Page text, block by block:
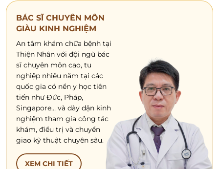
BÁC SĨ CHUYÊN MÔN
GIÀU KINH NGHIỆM
An tâm khám chữa bệnh tại
Thiện Nhân với đội ngũ bác
sĩ chuyên môn cao, tu
nghiệp nhiều năm tại các
quốc gia có nền y học tiên
tiến như Đức, Pháp,
Singapore… và dày dặn kinh
nghiệm tham gia công tác
khám, điều trị và chuyển
giao kỹ thuật chuyên sâu.
XEM CHI TIẾT